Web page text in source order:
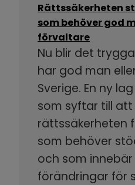
Rättssäkerheten
som behöver god
förvaltare
Nu blir det
har god man
Sverige. En ny
som syftar till
rättssäkerheten
som behöver
och som
förändringar för